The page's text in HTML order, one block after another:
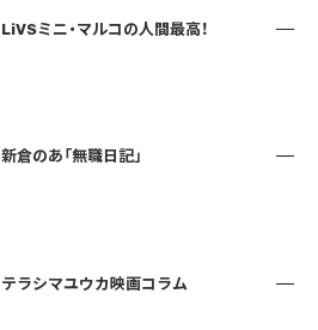
LiVSミニ・マルコの人間最高！
新倉のあ「無職日記」
テラシマユウカ映画コラム